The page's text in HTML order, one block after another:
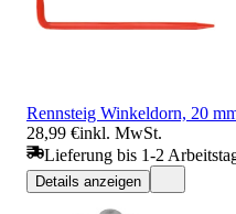
Rennsteig Winkeldorn, 20
28,99 €inkl. MwSt.
Lieferung bis 1-2
Details anzeigen